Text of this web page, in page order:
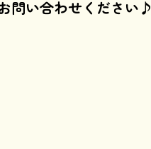
問い合わせください♪